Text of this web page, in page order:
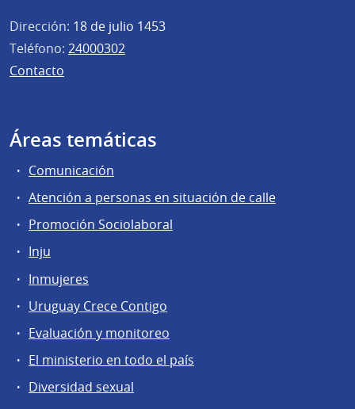
Dirección: 18 de julio 1453
Teléfono: 24000302
Contacto
Áreas temáticas
Comunicación
Atención a personas en situación de calle
Promoción Sociolaboral
Inju
Inmujeres
Uruguay Crece Contigo
Evaluación y monitoreo
El ministerio en todo el país
Diversidad sexual